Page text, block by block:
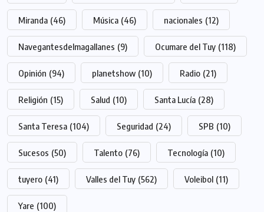
Miranda (46) Música (46) nacionales (12)
Navegantesdelmagallanes (9) Ocumare del Tuy (118)
Opinión (94) planetshow (10) Radio (21)
Religión (15) Salud (10) Santa Lucía (28)
Santa Teresa (104) Seguridad (24) SPB (10)
Sucesos (50) Talento (76) Tecnología (10)
tuyero (41) Valles del Tuy (562) Voleibol (11)
Yare (100)